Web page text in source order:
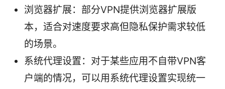
浏览器扩展：部分VPN提供浏览器扩展版
本，适合对速度要求高但隐私保护需求较低
的场景。
系统代理设置：对于某些应用不自带VPN客
户端的情况，可以用系统代理设置实现统一